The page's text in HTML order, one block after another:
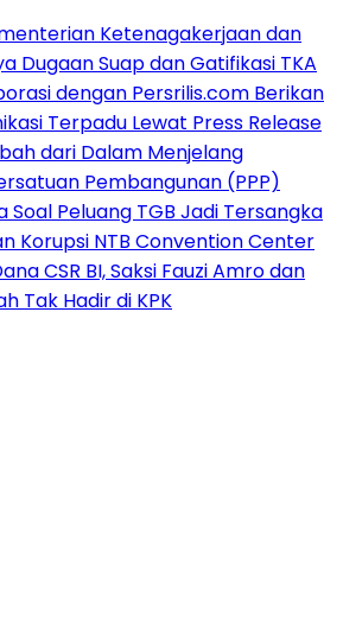
Ketenagakerjaan dan
Dugaan Suap dan Gatifikasi TKA
dengan Persrilis.com Berikan
Terpadu Lewat Press Release
dari Dalam Menjelang
Pembangunan (PPP)
Soal Peluang TGB Jadi Tersangka
Korupsi NTB Convention Center
CSR BI, Saksi Fauzi Amro dan
Tak Hadir di KPK